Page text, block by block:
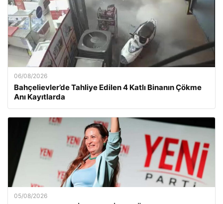
06/08/2026
Bahçelievler’de Tahliye Edilen 4 Katlı Binanın Çökme
Anı Kayıtlarda
05/08/2026